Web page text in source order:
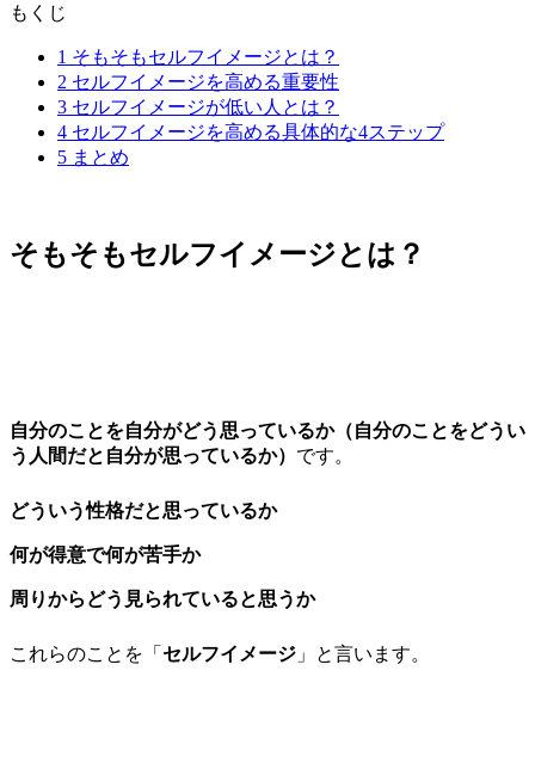
もくじ
1 そもそもセルフイメージとは？
2 セルフイメージを高める重要性
3 セルフイメージが低い人とは？
4 セルフイメージを高める具体的な4ステップ
5 まとめ
そもそもセルフイメージとは？
自分のことを自分がどう思っているか（自分のことをどうい
う人間だと自分が思っているか） です。
どういう性格だと思っているか
何が得意で何が苦手か
周りからどう見られていると思うか
これらのことを「 セルフイメージ 」と言います。